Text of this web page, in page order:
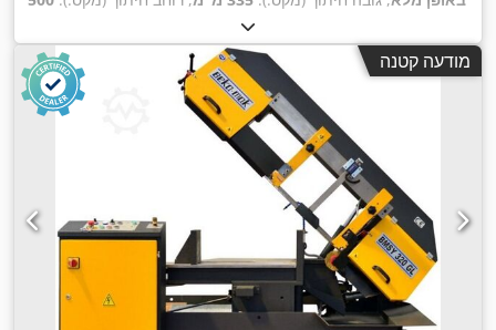
4,400 מ"מ
ממ"ש, רוחב סרט המסור:34 מ"מ ,
מודעה קטנה